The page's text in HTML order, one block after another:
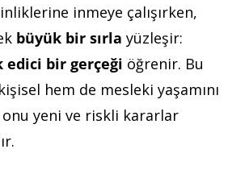
inmeye çalışırken,
büyük bir sırla yüzleşir:
edici bir gerçeği öğrenir. Bu
hem de mesleki yaşamını
yeni ve riskli kararlar